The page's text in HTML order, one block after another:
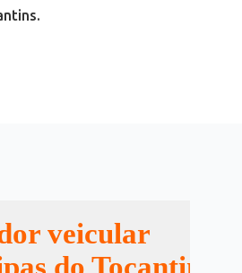
veicular
do Tocantins